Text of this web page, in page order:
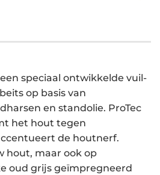
speciaal ontwikkelde vuil-
op basis van
en standolie. ProTec
het hout tegen
de houtnerf.
hout, maar ook op
oud grijs geïmpregneerd